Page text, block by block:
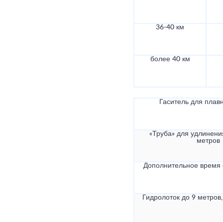
36-40 км
более 40 км
Гаситель для
«Труба» для
метров
Дополнительное
Гидролоток до 9